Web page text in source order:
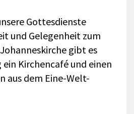
Gottesdienste
und Gelegenheit zum
gibt es
Kirchencafé und einen
aus dem Eine-Welt-